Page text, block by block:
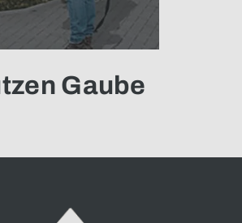
Gaube